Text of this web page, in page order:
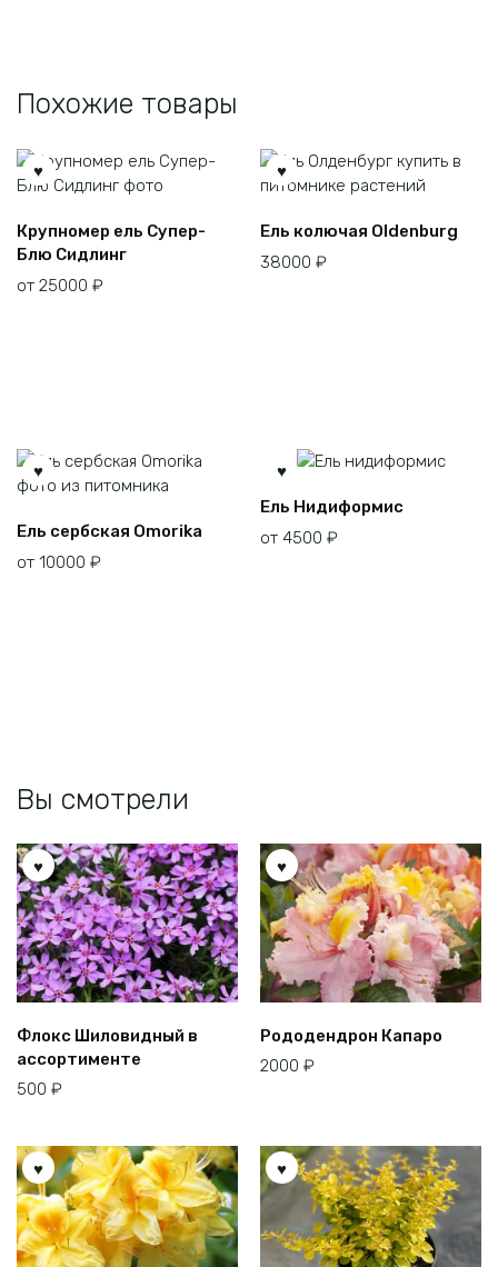
Похожие товары
Этот
товар
товара.
Крупномер ель Супер-
Блю Сидлинг
от 25000 ₽
Ель колючая Oldenburg
38000 ₽
Этот
Ель сербская Omorika
от 10000 ₽
Ель Нидиформис
от 4500 ₽
Вы смотрели
Флокс Шиловидный в
ассортименте
500 ₽
Рододендрон Капаро
2000 ₽